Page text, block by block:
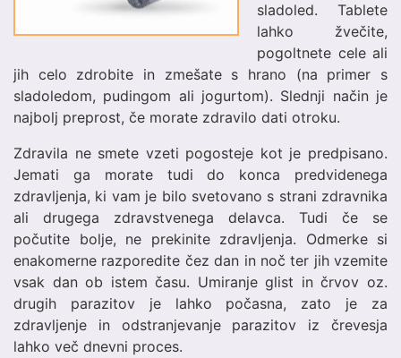
sladoled. Tablete
lahko žvečite,
pogoltnete cele ali
jih celo zdrobite in zmešate s hrano (na primer s
sladoledom, pudingom ali jogurtom). Slednji način je
najbolj preprost, če morate zdravilo dati otroku.
Zdravila ne smete vzeti pogosteje kot je predpisano.
Jemati ga morate tudi do konca predvidenega
zdravljenja, ki vam je bilo svetovano s strani zdravnika
ali drugega zdravstvenega delavca. Tudi če se
počutite bolje, ne prekinite zdravljenja. Odmerke si
enakomerne razporedite čez dan in noč ter jih vzemite
vsak dan ob istem času. Umiranje glist in črvov oz.
drugih parazitov je lahko počasna, zato je za
zdravljenje in odstranjevanje parazitov iz črevesja
lahko več dnevni proces.